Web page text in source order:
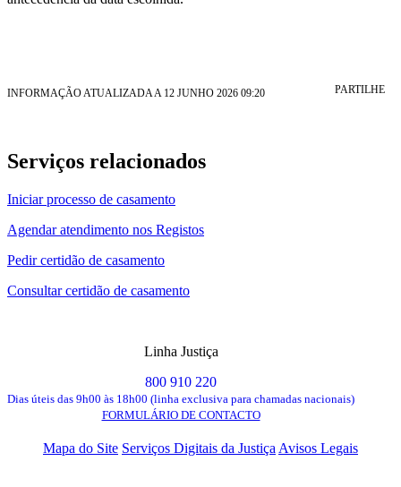
INFORMAÇÃO ATUALIZADA A 12 JUNHO 2026 09:20 PARTILHE
Serviços relacionados
Iniciar processo de casamento
Agendar atendimento nos Registos
Pedir certidão de casamento
Consultar certidão de casamento
Linha Justiça
800 910 220
Dias úteis das 9h00 às 18h00 (linha exclusiva para chamadas nacionais)
FORMULÁRIO DE CONTACTO
Mapa do Site Serviços Digitais da Justiça Avisos Legais